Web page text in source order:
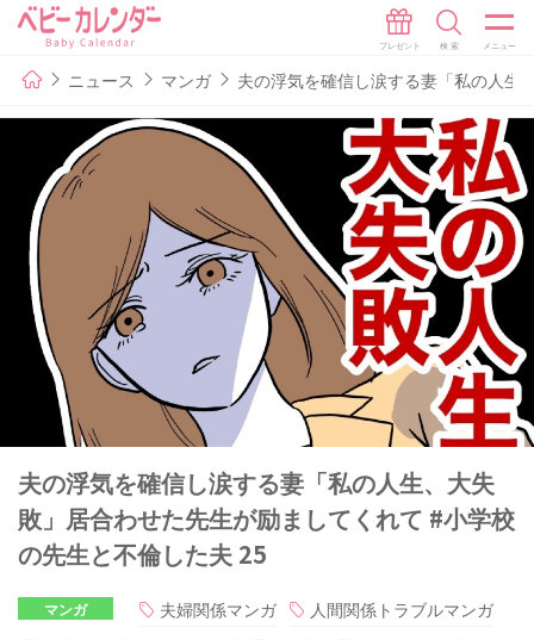
ニュース マンガ 夫の浮気を確信し涙する妻「私の人生
夫の浮気を確信し涙する妻「私の人生、大失
敗」居合わせた先生が励ましてくれて #小学校
の先生と不倫した夫 25
マンガ 夫婦関係マンガ
人間関係トラブルマンガ